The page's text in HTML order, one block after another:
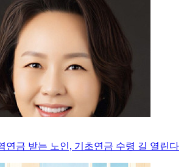
연금 받는 노인, 기초연금 수령 길 열린다